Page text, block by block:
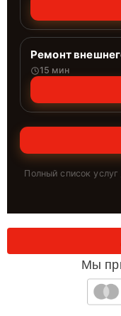
Ремонт
15 мин
Полный список услуг
Мы